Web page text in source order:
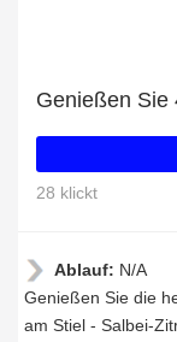
28 klickt
Ablauf: N/A
Genießen Sie die
am Stiel - Salbei-